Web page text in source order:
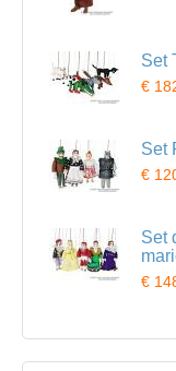
Set
€
Set
€
Set
€